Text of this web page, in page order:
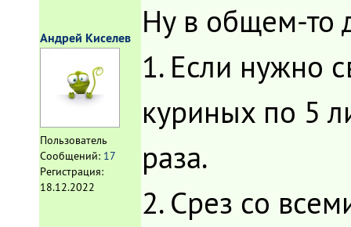
Андрей Киселев
Пользователь
Сообщений: 17
Регистрация:
18.12.2022
Ну в общем-то
1. Если нужно
куриных по 5
раза.
2. Срез со